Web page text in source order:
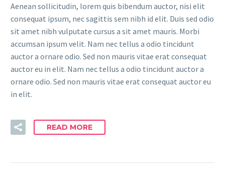
Aenean sollicitudin, lorem quis bibendum auctor, nisi elit
consequat ipsum, nec sagittis sem nibh id elit. Duis sed odio
sit amet nibh vulputate cursus a sit amet mauris. Morbi
accumsan ipsum velit. Nam nec tellus a odio tincidunt
auctor a ornare odio. Sed non mauris vitae erat consequat
auctor eu in elit. Nam nec tellus a odio tincidunt auctor a
ornare odio. Sed non mauris vitae erat consequat auctor eu
in elit.
READ MORE